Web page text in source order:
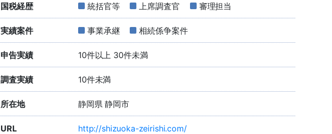
国税経歴 統括官等 上席調査官 審理担当
実績案件 事業承継 相続係争案件
申告実績 10件以上 30件未満
調査実績 10件未満
所在地 静岡県 静岡市
URL http://shizuoka-zeirishi.com/